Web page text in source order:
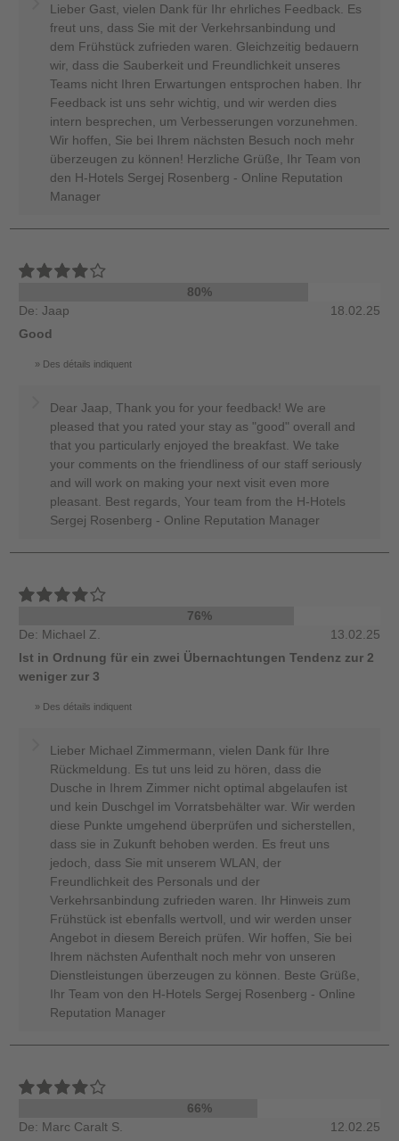
Lieber Gast, vielen Dank für Ihr ehrliches Feedback. Es
freut uns, dass Sie mit der Verkehrsanbindung und
dem Frühstück zufrieden waren. Gleichzeitig bedauern
wir, dass die Sauberkeit und Freundlichkeit unseres
Teams nicht Ihren Erwartungen entsprochen haben. Ihr
Feedback ist uns sehr wichtig, und wir werden dies
intern besprechen, um Verbesserungen vorzunehmen.
Wir hoffen, Sie bei Ihrem nächsten Besuch noch mehr
überzeugen zu können! Herzliche Grüße, Ihr Team von
den H-Hotels Sergej Rosenberg - Online Reputation
Manager
80%
De: Jaap
18.02.25
Good
Des détails indiquent
Dear Jaap, Thank you for your feedback! We are
pleased that you rated your stay as "good" overall and
that you particularly enjoyed the breakfast. We take
your comments on the friendliness of our staff seriously
and will work on making your next visit even more
pleasant. Best regards, Your team from the H-Hotels
Sergej Rosenberg - Online Reputation Manager
76%
De: Michael Z.
13.02.25
Ist in Ordnung für ein zwei Übernachtungen Tendenz zur 2
weniger zur 3
Des détails indiquent
Lieber Michael Zimmermann, vielen Dank für Ihre
Rückmeldung. Es tut uns leid zu hören, dass die
Dusche in Ihrem Zimmer nicht optimal abgelaufen ist
und kein Duschgel im Vorratsbehälter war. Wir werden
diese Punkte umgehend überprüfen und sicherstellen,
dass sie in Zukunft behoben werden. Es freut uns
jedoch, dass Sie mit unserem WLAN, der
Freundlichkeit des Personals und der
Verkehrsanbindung zufrieden waren. Ihr Hinweis zum
Frühstück ist ebenfalls wertvoll, und wir werden unser
Angebot in diesem Bereich prüfen. Wir hoffen, Sie bei
Ihrem nächsten Aufenthalt noch mehr von unseren
Dienstleistungen überzeugen zu können. Beste Grüße,
Ihr Team von den H-Hotels Sergej Rosenberg - Online
Reputation Manager
66%
De: Marc Caralt S.
12.02.25